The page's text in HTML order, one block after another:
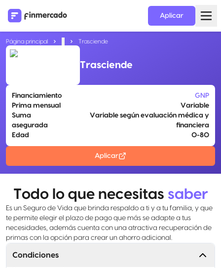
Aplicar
Página principal Trasciende
Trasciende
Financiamiento
GNP
Prima mensual
Variable
Suma
asegurada
Variable según evaluación médica y
financiera
Edad
0-80
Aplicar
Todo lo que necesitas saber
Es un Seguro de Vida que brinda respaldo a ti y a tu familia, y que
te permite elegir el plazo de pago que más se adapte a tus
necesidades, además cuenta con una atractiva recuperación de
primas con la opción para crear un ahorro adicional.
Condiciones